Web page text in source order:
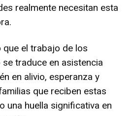
realmente necesitan esta
el trabajo de los
traduce en asistencia
en alivio, esperanza y
que reciben estas
una huella significativa en